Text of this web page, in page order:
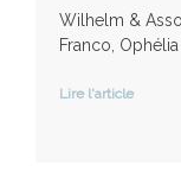
Wilhelm &
Franco, Ophélia
Lire l'article